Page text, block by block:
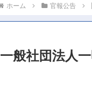
ホーム 官報公告
一般社団法人